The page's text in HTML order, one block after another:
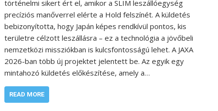
történelmi sikert ért el, amikor a SLIM leszállóegység
precíziós manőverrel elérte a Hold felszínét. A küldetés
bebizonyította, hogy Japán képes rendkívül pontos, kis
területre célzott leszállásra – ez a technológia a jövőbeli
nemzetközi missziókban is kulcsfontosságú lehet. A JAXA
2026-ban több új projektet jelentett be. Az egyik egy
mintahozó küldetés előkészítése, amely a…
READ MORE